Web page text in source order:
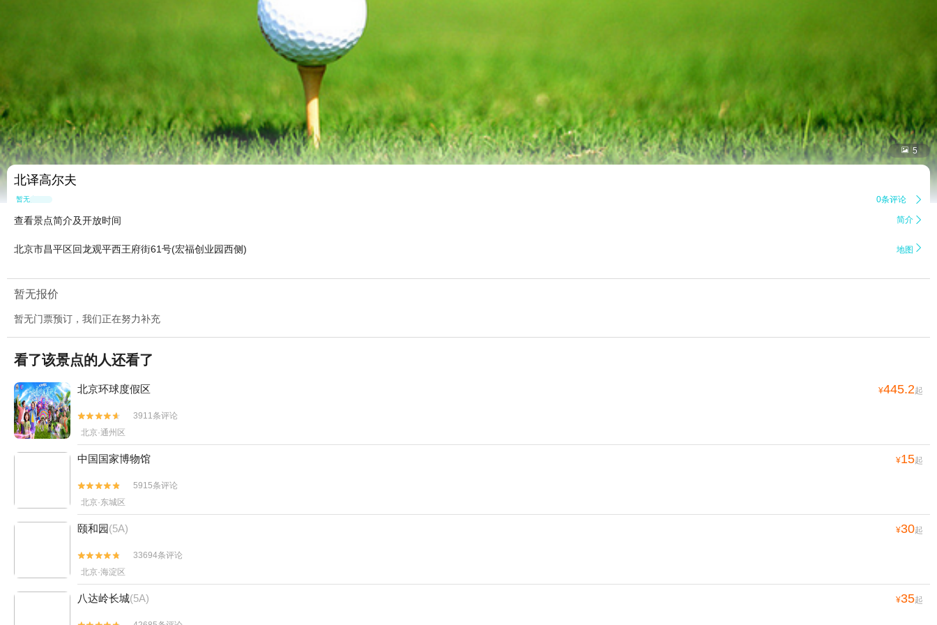
 5
北译高尔夫
暂无点评 0条评论 
查看景点简介及开放时间 简介 
北京市昌平区回龙观平西王府街61号(宏福创业园西侧) 地图 
暂无报价
暂无门票预订，我们正在努力补充
看了该景点的人还看了
北京环球度假区 ¥445.2起


3911条评论
北京·通州区
中国国家博物馆 ¥15起


5915条评论
北京·东城区
颐和园(5A) ¥30起


33694条评论
北京·海淀区
八达岭长城(5A) ¥35起